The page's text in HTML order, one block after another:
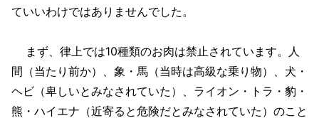
ていいわけではありませんでした。
まず、律上では10種類のお肉は禁止されています。人
間（当たり前か）、象・馬（当時は高級な乗り物）、犬・
ヘビ（卑しいとみなされていた）、ライオン・トラ・豹・
熊・ハイエナ（近寄ると危険だとみなされていた）のこと